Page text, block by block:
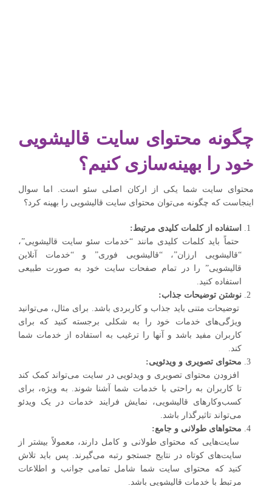
چگونه محتوای سایت قالیشویی
خود را بهینه‌سازی کنیم؟
محتوای سایت شما یکی از ارکان اصلی سئو است. اما سوال
اینجاست که چگونه می‌توان محتوای سایت قالیشویی را بهینه کرد؟
استفاده از کلمات کلیدی مرتبط:
حتماً باید کلمات کلیدی مانند “خدمات سئو سایت قالیشویی”،
“قالیشویی ارزان”، “قالیشویی فوری” و “خدمات آنلاین
قالیشویی” را در تمام صفحات سایت خود به صورت طبیعی
استفاده کنید.
نوشتن توضیحات جذاب:
توضیحات متنی باید جذاب و کاربردی باشد. برای مثال، می‌توانید
ویژگی‌های خدمات خود را به شکلی برجسته کنید که برای
کاربران مفید باشد و آنها را ترغیب به استفاده از خدمات شما
کند.
محتوای تصویری و ویدئویی:
افزودن محتوای تصویری و ویدئویی در سایت می‌تواند کمک کند
تا کاربران به راحتی با خدمات شما آشنا شوند. به ویژه، برای
کسب‌وکارهای قالیشویی، نمایش فرایند خدمات در یک ویدئو
می‌تواند تاثیرگذار باشد.
محتواهای طولانی و جامع:
سایت‌هایی که محتوای طولانی و کامل دارند، معمولاً بیشتر از
سایت‌های کوتاه در نتایج جستجو رتبه می‌گیرند. پس باید تلاش
کنید که محتوای سایت شما شامل تمامی جوانب و اطلاعات
مرتبط با خدمات قالیشویی باشد.